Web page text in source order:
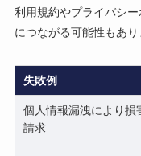
利用規約やプライバシ
につながる可能性もあり
失敗例
個人情報漏洩により損
請求